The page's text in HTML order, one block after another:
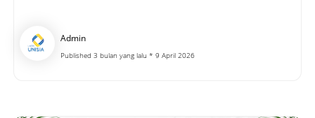
Admin
Published 3 bulan yang lalu * 9 April 2026